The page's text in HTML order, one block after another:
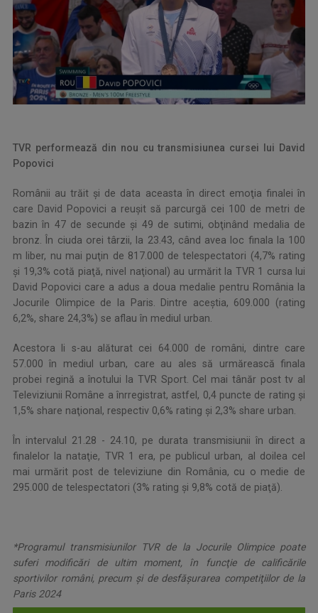
TVR performează din nou cu transmisiunea cursei lui David
Popovici
Românii au trăit şi de data aceasta în direct emoţia finalei în
care David Popovici a reuşit să parcurgă cei 100 de metri de
bazin în 47 de secunde şi 49 de sutimi, obţinând medalia de
bronz. În ciuda orei târzii, la 23.43, când avea loc finala la 100
m liber, nu mai puţin de 817.000 de telespectatori (4,7% rating
şi 19,3% cotă piaţă, nivel naţional) au urmărit la TVR 1 cursa lui
David Popovici care a adus a doua medalie pentru România la
Jocurile Olimpice de la Paris. Dintre aceştia, 609.000 (rating
6,2%, share 24,3%) se aflau în mediul urban.
Acestora li s-au alăturat cei 64.000 de români, dintre care
57.000 în mediul urban, care au ales să urmărească finala
probei regină a înotului la TVR Sport. Cel mai tânăr post tv al
Televiziunii Române a înrregistrat, astfel, 0,4 puncte de rating şi
1,5% share naţional, respectiv 0,6% rating şi 2,3% share urban.
În intervalul 21.28 - 24.10, pe durata transmisiunii în direct a
finalelor la nataţie, TVR 1 era, pe publicul urban, al doilea cel
mai urmărit post de televiziune din România, cu o medie de
295.000 de telespectatori (3% rating şi 9,8% cotă de piaţă).
*Programul transmisiunilor TVR de la Jocurile Olimpice poate
suferi modificări de ultim moment, în funcţie de calificările
sportivilor români, precum şi de desfăşurarea competiţiilor de la
Paris 2024